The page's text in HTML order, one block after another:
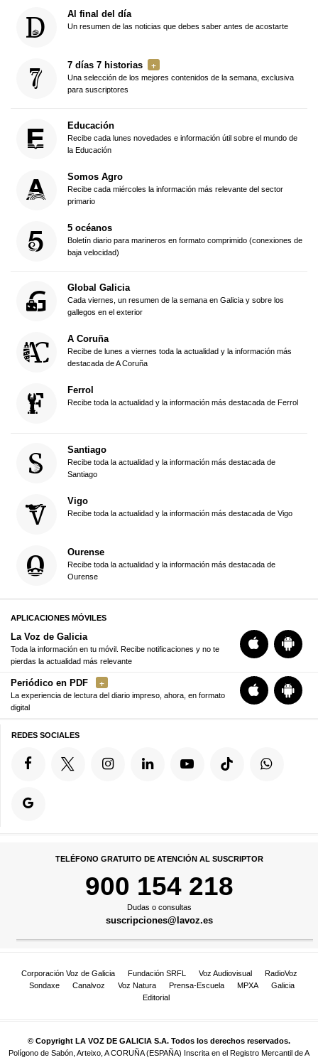
Al final del día
Un resumen de las noticias que debes saber antes de acostarte
7 días 7 historias
Una selección de los mejores contenidos de la semana, exclusiva
para suscriptores
Educación
Recibe cada lunes novedades e información útil sobre el mundo de
la Educación
Somos Agro
Recibe cada miércoles la información más relevante del sector
primario
5 océanos
Boletín diario para marineros en formato comprimido (conexiones de
baja velocidad)
Global Galicia
Cada viernes, un resumen de la semana en Galicia y sobre los
gallegos en el exterior
A Coruña
Recibe de lunes a viernes toda la actualidad y la información más
destacada de A Coruña
Ferrol
Recibe toda la actualidad y la información más destacada de Ferrol
Santiago
Recibe toda la actualidad y la información más destacada de
Santiago
Vigo
Recibe toda la actualidad y la información más destacada de Vigo
Ourense
Recibe toda la actualidad y la información más destacada de
Ourense
APLICACIONES MÓVILES
La Voz de Galicia
Toda la información en tu móvil. Recibe notificaciones y no te
pierdas la actualidad más relevante
Periódico en PDF
La experiencia de lectura del diario impreso, ahora, en formato
digital
REDES SOCIALES
TELÉFONO GRATUITO DE ATENCIÓN AL SUSCRIPTOR
900 154 218
Dudas o consultas
suscripciones@lavoz.es
Corporación Voz de Galicia Fundación SRFL Voz Audiovisual
RadioVoz
Sondaxe
Canalvoz Voz Natura Prensa-Escuela MPXA
Galicia
Editorial
© Copyright LA VOZ DE GALICIA S.A. Todos los derechos reservados.
Polígono de Sabón, Arteixo, A CORUÑA (ESPAÑA) Inscrita en el Registro Mercantil de A